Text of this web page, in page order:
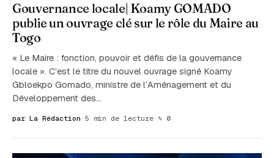
Gouvernance locale| Koamy GOMADO
publie un ouvrage clé sur le rôle du Maire au
Togo
« Le Maire : fonction, pouvoir et défis de la gouvernance
locale ». C’est le titre du nouvel ouvrage signé Koamy
Gbloekpo Gomado, ministre de l’Aménagement et du
Développement des…
par La Rédaction · 5 min de lecture · ✎ 0